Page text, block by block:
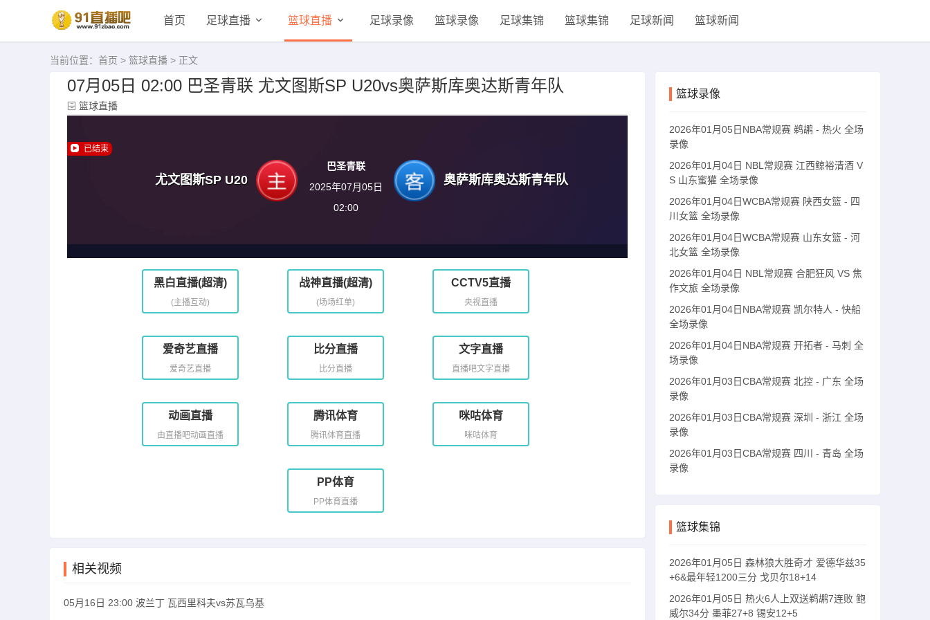
首页 足球直播 篮球直播 足球录像 篮球录像 足球集锦 篮球集锦 足球新闻 篮球新闻
当前位置： 首页 > 篮球直播 > 正文
07月05日 02:00 巴圣青联 尤文图斯SP U20vs奥萨斯库奥达斯青年队
篮球直播
已结束
尤文图斯SP U20
巴圣青联
2025年07月05日
02:00
奥萨斯库奥达斯青年队
黑白直播(超清)
(主播互动)
战神直播(超清)
(场场红单)
CCTV5直播
央视直播
爱奇艺直播
爱奇艺直播
比分直播
比分直播
文字直播
直播吧文字直播
动画直播
由直播吧动画直播
腾讯体育
腾讯体育直播
咪咕体育
咪咕体育
PP体育
PP体育直播
相关视频
05月16日 23:00 波兰丁 瓦西里科夫vs苏瓦乌基
篮球录像
2026年01月05日NBA常规赛 鹈鹕 - 热火 全场
录像
2026年01月04日 NBL常规赛 江西鲸裕清酒 V
S 山东蜜獾 全场录像
2026年01月04日WCBA常规赛 陕西女篮 - 四
川女篮 全场录像
2026年01月04日WCBA常规赛 山东女篮 - 河
北女篮 全场录像
2026年01月04日 NBL常规赛 合肥狂风 VS 焦
作文旅 全场录像
2026年01月04日NBA常规赛 凯尔特人 - 快船
全场录像
2026年01月04日NBA常规赛 开拓者 - 马刺 全
场录像
2026年01月03日CBA常规赛 北控 - 广东 全场
录像
2026年01月03日CBA常规赛 深圳 - 浙江 全场
录像
2026年01月03日CBA常规赛 四川 - 青岛 全场
录像
篮球集锦
2026年01月05日 森林狼大胜奇才 爱德华兹35
+6&最年轻1200三分 戈贝尔18+14
2026年01月05日 热火6人上双送鹈鹕7连败 鲍
威尔34分 墨菲27+8 锡安12+5